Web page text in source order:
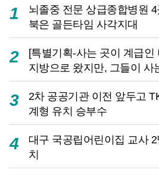
1
뇌졸중 전문 상급종합병원
북은 골든타임 사각지대
2
[특별기획-사는 곳이 계급
지방으로 왔지만, 그들이 사
3
2차 공공기관 이전 앞두고
계형 유치 승부수
4
대구 국공립어린이집 교사
치